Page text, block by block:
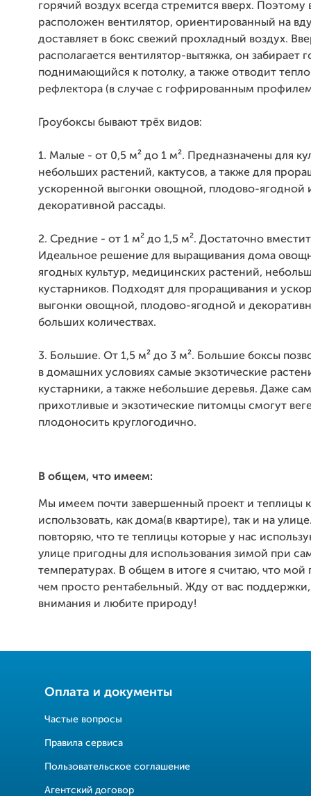
горячий воздух всегда стремится вверх. Поэтому
расположен вентилятор, ориентированный на
доставляет в бокс свежий прохладный воздух.
располагается вентилятор-вытяжка, он забирает
поднимающийся к потолку, а также отводит
рефлектора (в случае с гофрированным
Гроубоксы бывают трёх видов:
1. Малые - от 0,5 м² до 1 м². Предназначены для
небольших растений, кактусов, а также для
ускоренной выгонки овощной, плодово-ягодной
декоративной рассады.
2. Средние - от 1 м² до 1,5 м². Достаточно
Идеальное решение для выращивания дома
ягодных культур, медицинских растений,
кустарников. Подходят для проращивания и
выгонки овощной, плодово-ягодной и
больших количествах.
3. Большие. От 1,5 м² до 3 м². Большие боксы
в домашних условиях самые экзотические
кустарники, а также небольшие деревья. Даже
прихотливые и экзотические питомцы смогут
плодоносить круглогодично.
В общем, что имеем:
Мы имеем почти завершенный проект и теплицы
использовать, как дома(в квартире), так и на
повторяю, что те теплицы которые у нас
улице пригодны для использования зимой при
температурах. В общем в итоге я считаю, что мой
чем просто рентабельный. Жду от вас поддержки,
внимания и любите природу!
Оплата и документы
Частые вопросы
Правила сервиса
Пользовательское соглашение
Агентский договор